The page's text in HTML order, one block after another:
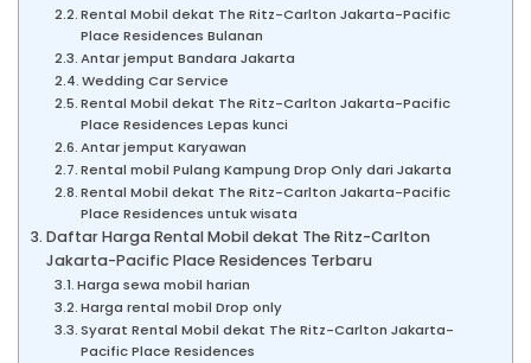
Rental Mobil dekat The Ritz-Carlton Jakarta-Pacific
Place Residences Bulanan
Antar jemput Bandara Jakarta
Wedding Car Service
Rental Mobil dekat The Ritz-Carlton Jakarta-Pacific
Place Residences Lepas kunci
Antar jemput Karyawan
Rental mobil Pulang Kampung Drop Only dari Jakarta
Rental Mobil dekat The Ritz-Carlton Jakarta-Pacific
Place Residences untuk wisata
Daftar Harga Rental Mobil dekat The Ritz-Carlton
Jakarta-Pacific Place Residences Terbaru
Harga sewa mobil harian
Harga rental mobil Drop only
Syarat Rental Mobil dekat The Ritz-Carlton Jakarta-
Pacific Place Residences